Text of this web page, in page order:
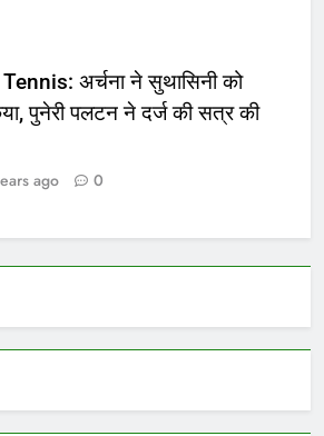
अर्चना ने सुथासिनी को
पुनेरी पलटन ने दर्ज की सत्र की
ago 0